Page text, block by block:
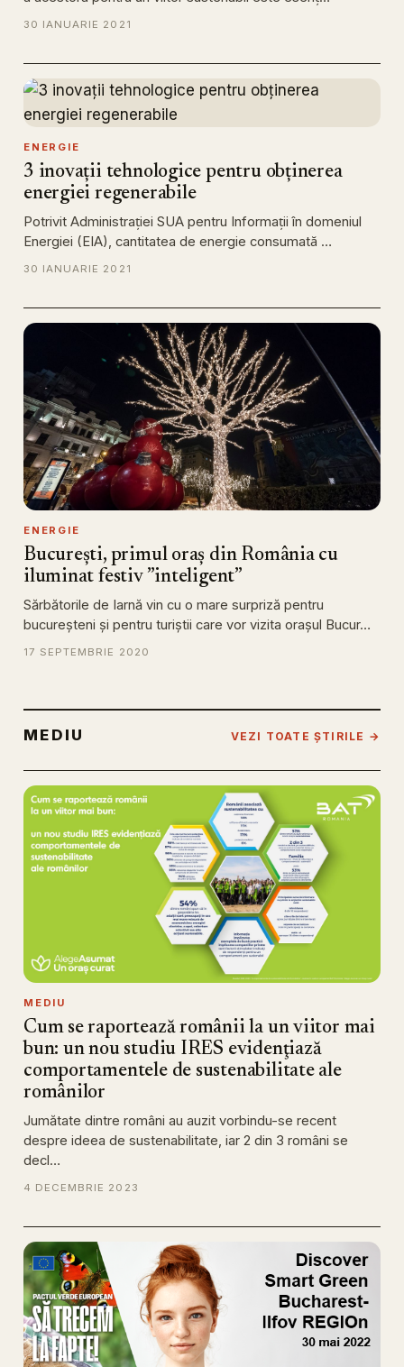
30 IANUARIE 2021
ENERGIE
3 inovații tehnologice pentru obținerea
energiei regenerabile
Potrivit Administrației SUA pentru Informații în domeniul
Energiei (EIA), cantitatea de energie consumată …
30 IANUARIE 2021
ENERGIE
București, primul oraș din România cu
iluminat festiv ”inteligent”
Sărbătorile de Iarnă vin cu o mare surpriză pentru
bucureșteni și pentru turiștii care vor vizita orașul Bucur…
17 SEPTEMBRIE 2020
MEDIU VEZI TOATE ȘTIRILE →
MEDIU
Cum se raportează românii la un viitor mai
bun: un nou studiu IRES evidenţiază
comportamentele de sustenabilitate ale
românilor
Jumătate dintre români au auzit vorbindu-se recent
despre ideea de sustenabilitate, iar 2 din 3 români se
decl…
4 DECEMBRIE 2023